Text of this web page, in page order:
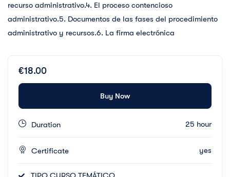
recurso administrativo.4. El proceso contencioso
administrativo.5. Documentos de las fases del procedimiento
administrativo y recursos.6. La firma electrónica
€18.00
Buy Now
Duration 25 hour
Certificate yes